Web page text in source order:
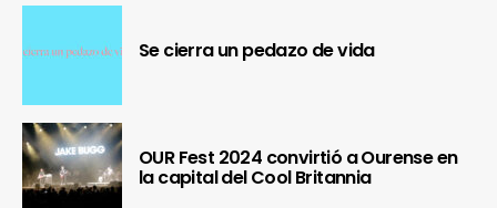
Se cierra un pedazo de vida
OUR Fest 2024 convirtió a Ourense en
la capital del Cool Britannia